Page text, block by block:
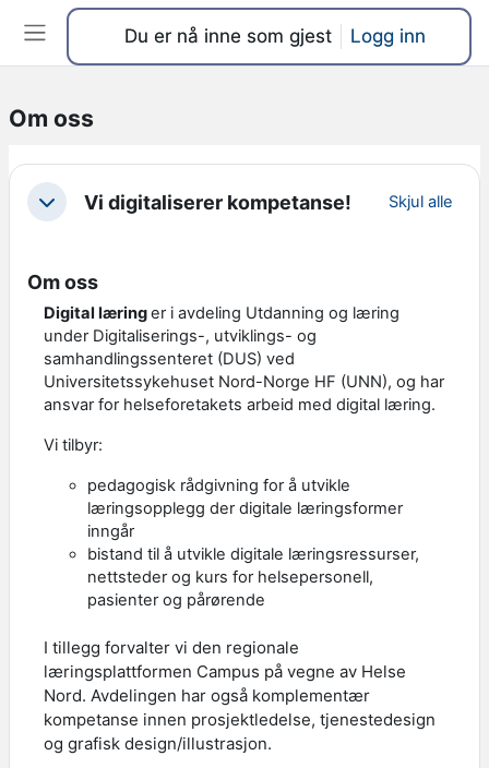
Gå til hovedinnhold
Sidepanel
Du er nå inne som gjest Logg inn
Om oss
Seksjonsoversikt
Skjul Vi digitaliserer kompetanse! Skjul alle
Om oss
Digital læringer i avdeling Utdanning og læring
under Digitaliserings-, utviklings- og
samhandlingssenteret (DUS) ved
Universitetssykehuset Nord-Norge HF (UNN), og har
ansvar for helseforetakets arbeid med digital læring.
Vi tilbyr:
pedagogisk rådgivning for å utvikle
læringsopplegg der digitale læringsformer
inngår
bistand til å utvikle digitale læringsressurser,
nettsteder og kurs for helsepersonell,
pasienter og pårørende
I tillegg forvalter vi den regionale
læringsplattformen Campus på vegne av Helse
Nord. Avdelingen har også komplementær
kompetanse innen prosjektledelse, tjenestedesign
og grafisk design/illustrasjon.